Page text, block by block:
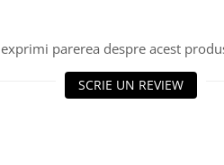
parerea despre acest
SCRIE UN REVIEW